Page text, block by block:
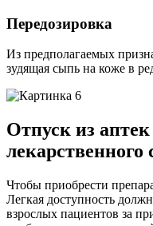
Передозировка
Из предполагаемых
зудящая сыпь на коже в
Отпуск из
лекарственного
Чтобы приобрести
Легкая доступность
взрослых пациентов за